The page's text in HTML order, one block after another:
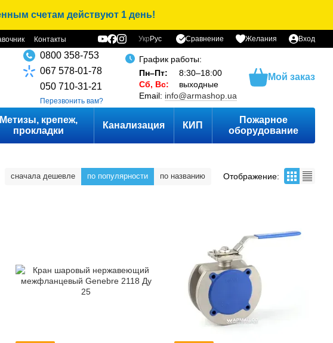
счетам действуют 1 день!
Контакты
Укр Рус Сравнение Желания Вход
0800 358-753
067 578-01-78
050 710-31-21
Перезвонить вам?
График работы:
Пн–Пт:
8:30–18:00
Сб, Вс:
выходные
Email: info@armashop.ua
Мой заказ
Метизы, крепеж,
прокладки
Канализация КИП
Пожарное
оборудование
сначала дешевле по популярности по названию Отображение: